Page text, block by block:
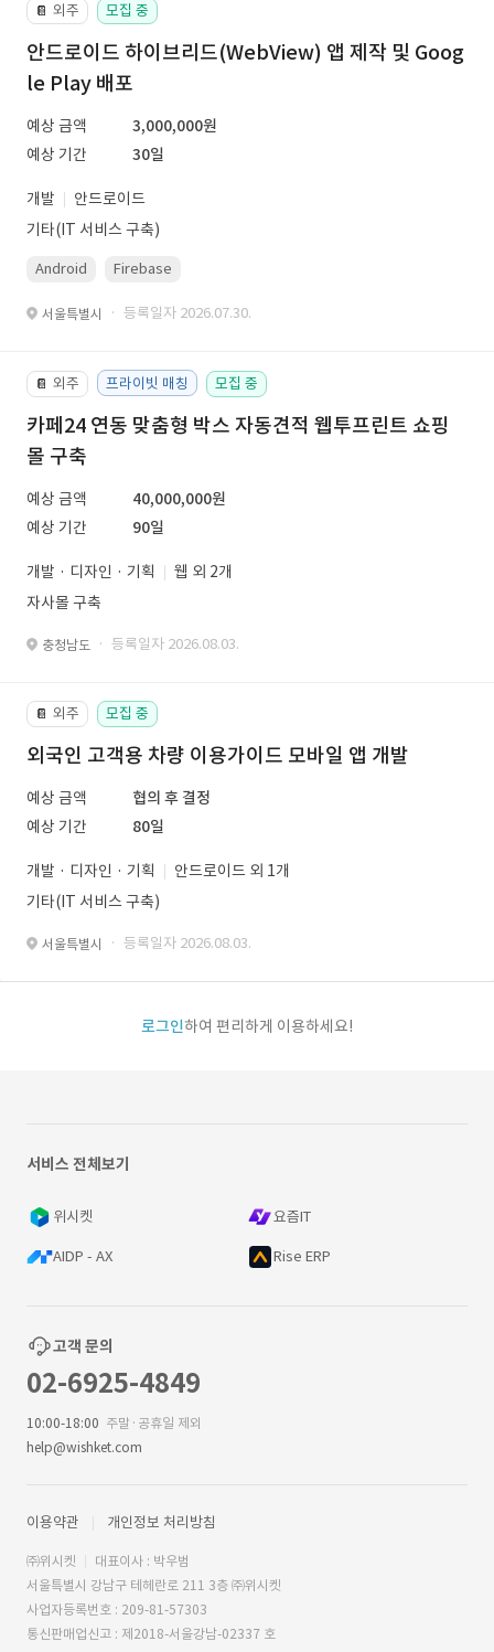
📔 외주 모집 중
안드로이드 하이브리드(WebView) 앱 제작 및 Goog
le Play 배포
예상 금액
3,000,000원
예상 기간
30일
개발
안드로이드
기타(IT 서비스 구축)
Android Firebase
서울특별시 · 등록일자 2026.07.30.
📔 외주 프라이빗 매칭 모집 중
카페24 연동 맞춤형 박스 자동견적 웹투프린트 쇼핑
몰 구축
예상 금액
40,000,000원
예상 기간
90일
개발 · 디자인 · 기획
웹 외 2개
자사몰 구축
충청남도 · 등록일자 2026.08.03.
📔 외주 모집 중
외국인 고객용 차량 이용가이드 모바일 앱 개발
예상 금액
협의 후 결정
예상 기간
80일
개발 · 디자인 · 기획
안드로이드 외 1개
기타(IT 서비스 구축)
서울특별시 · 등록일자 2026.08.03.
로그인하여 편리하게 이용하세요!
서비스 전체보기
위시켓 요즘IT
AIDP - AX Rise ERP
고객 문의
02-6925-4849
10:00-18:00 주말·공휴일 제외
help@wishket.com
이용약관 개인정보 처리방침
㈜위시켓
대표이사 : 박우범
서울특별시 강남구 테헤란로 211 3층 ㈜위시켓
사업자등록번호 : 209-81-57303
통신판매업신고 : 제2018-서울강남-02337 호